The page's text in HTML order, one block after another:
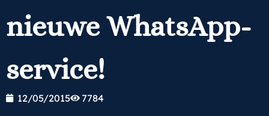
nieuwe WhatsApp-
service!
12/05/2015 7784